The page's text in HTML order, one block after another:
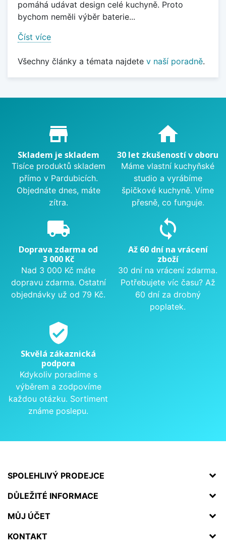
pomáhá udávat design celé kuchyně. Proto
bychom neměli výběr baterie...
Číst více
Všechny články a témata najdete v naší poradně.
Proč nakupovat u nás?
store_mall_directory
Skladem je skladem
Tisíce produktů skladem
přímo v Pardubicích.
Objednáte dnes, máte
zítra.
home
30 let zkušeností v oboru
Máme vlastní kuchyňské
studio a vyrábíme
špičkové kuchyně. Víme
přesně, co funguje.
local_shipping
Doprava zdarma od
3 000 Kč
Nad 3 000 Kč máte
dopravu zdarma. Ostatní
objednávky už od 79 Kč.
sync
Až 60 dní na vrácení
zboží
30 dní na vrácení zdarma.
Potřebujete víc času? Až
60 dní za drobný
poplatek.
verified_user
Skvělá zákaznická
podpora
Kdykoliv poradíme s
výběrem a zodpovíme
každou otázku. Sortiment
známe poslepu.
SPOLEHLIVÝ PRODEJCE
DŮLEŽITÉ INFORMACE
MŮJ ÚČET
KONTAKT